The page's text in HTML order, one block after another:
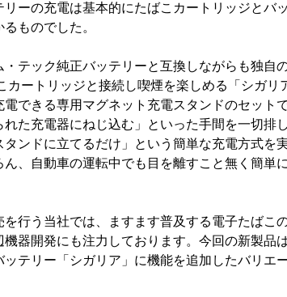
ーの充電は基本的にたばこカートリッジとバ
ものでした。
テック純正バッテリーと互換しながらも独自
カートリッジと接続し喫煙を楽しめる「シガリ
できる専用マグネット充電スタンドのセット
た充電器にねじ込む」といった手間を一切排
ンドに立てるだけ」という簡単な充電方式を
、自動車の運転中でも目を離すこと無く簡単
行う当社では、ますます普及する電子たばこ
器開発にも注力しております。今回の新製品
テリー「シガリア」に機能を追加したバリエ